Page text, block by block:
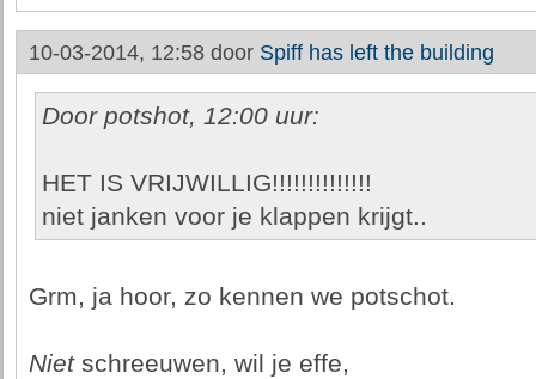
10-03-2014, 12:58 door Spiff has left the building
Door potshot, 12:00 uur:
HET IS VRIJWILLIG!!!!!!!!!!!!!!
niet janken voor je klappen krijgt..
Grm, ja hoor, zo kennen we potschot.
Nietschreeuwen, wil je effe,